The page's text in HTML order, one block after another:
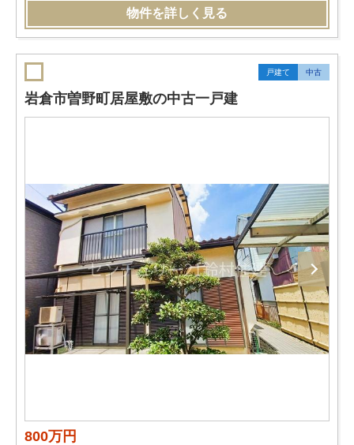
物件を詳しく見る
戸建て 中古
岩倉市曽野町居屋敷の中古一戸建
800万円